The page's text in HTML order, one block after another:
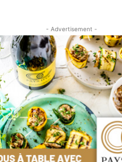
- Advertisement -